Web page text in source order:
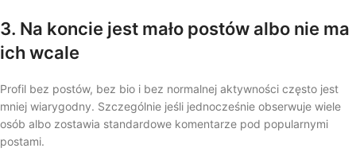
3. Na koncie jest mało postów albo nie ma
ich wcale
Profil bez postów, bez bio i bez normalnej aktywności często jest
mniej wiarygodny. Szczególnie jeśli jednocześnie obserwuje wiele
osób albo zostawia standardowe komentarze pod popularnymi
postami.